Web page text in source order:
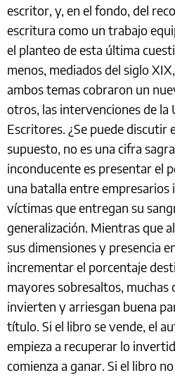
escritor, y, en el fondo, del
escritura como un trabajo
el planteo de esta última
menos, mediados del siglo
ambos temas cobraron un
otros, las intervenciones de la
Escritores. ¿Se puede discutir
supuesto, no es una cifra
inconducente es presentar el
una batalla entre empresarios
víctimas que entregan su
generalización. Mientras que
sus dimensiones y presencia
incrementar el porcentaje
mayores sobresaltos, muchas
invierten y arriesgan buena
título. Si el libro se vende, el
empieza a recuperar lo
comienza a ganar. Si el libro